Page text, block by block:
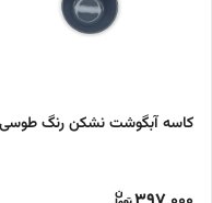
کاسه آبگوشت نشکن رنگ طوسی